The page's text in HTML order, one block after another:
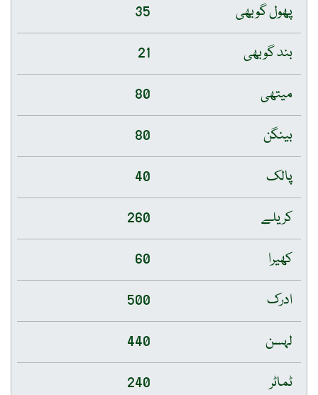
پھول گوبھی
35
بند گوبھی
21
میتھی
80
بینگن
80
پالک
40
کریلے
260
کھیرا
60
ادرک
500
لہسن
440
ٹماٹر
240